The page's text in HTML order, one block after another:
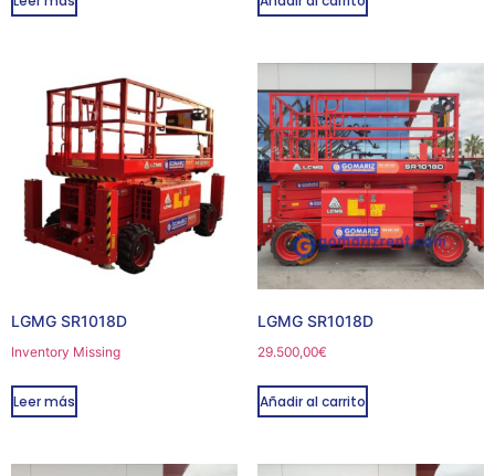
LGMG SR1018D
Inventory Missing
Leer más
LGMG SR1018D
29.500,00€
Añadir al carrito